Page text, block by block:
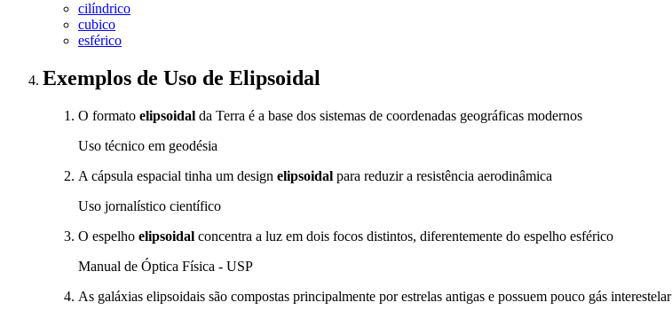
cilíndrico
cubico
esférico
Exemplos de Uso de Elipsoidal
O formato elipsoidal da Terra é a base dos sistemas de coordenadas geográficas modernos
Uso técnico em geodésia
A cápsula espacial tinha um design elipsoidal para reduzir a resistência aerodinâmica
Uso jornalístico científico
O espelho elipsoidal concentra a luz em dois focos distintos, diferentemente do espelho esférico
Manual de Óptica Física - USP
As galáxias elipsoidais são compostas principalmente por estrelas antigas e possuem pouco gás interestelar